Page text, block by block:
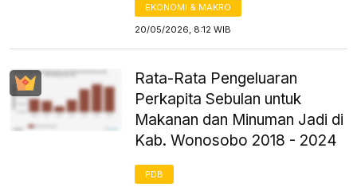
EKONOMI & MAKRO
20/05/2026, 8:12 WIB
Rata-Rata Pengeluaran
Perkapita Sebulan untuk
Makanan dan Minuman Jadi di
Kab. Wonosobo 2018 - 2024
PDB